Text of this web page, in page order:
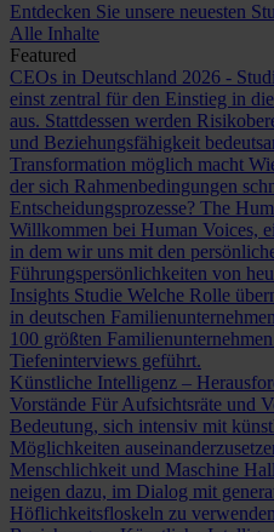
Entdecken Sie unsere neuesten
Alle Inhalte
Featured
CEOs in Deutschland 2026 -
einst zentral für den Einstieg in
aus. Stattdessen werden
und Beziehungsfähigkeit
Transformation möglich macht
der sich Rahmenbedingungen
Entscheidungsprozesse? The
Willkommen bei Human Voices,
in dem wir uns mit den
Führungspersönlichkeiten von
Insights Studie Welche Rolle
in deutschen
100 größten
Tiefeninterviews geführt.
Künstliche Intelligenz –
Vorstände Für Aufsichtsräte und
Bedeutung, sich intensiv mit
Möglichkeiten
Menschlichkeit und Maschine
neigen dazu, im Dialog mit
Höflichkeitsfloskeln zu